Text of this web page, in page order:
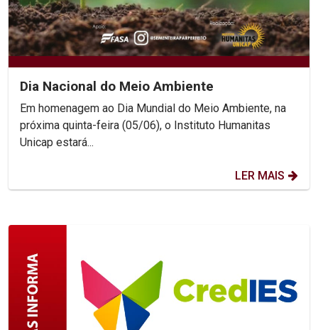
Dia Nacional do Meio Ambiente
Em homenagem ao Dia Mundial do Meio Ambiente, na
próxima quinta-feira (05/06), o Instituto Humanitas
Unicap estará...
LER MAIS